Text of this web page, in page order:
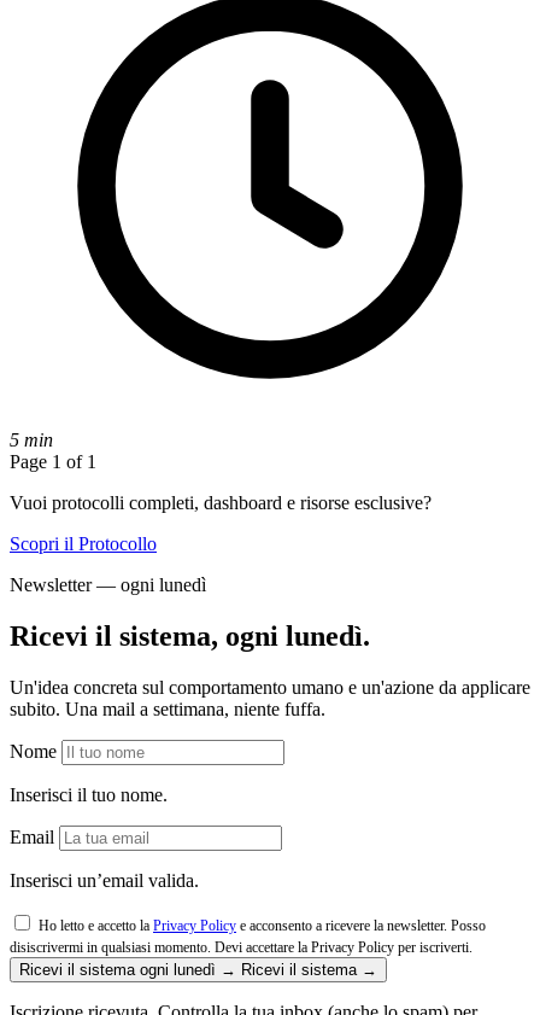
5 min
Page 1 of 1
Vuoi protocolli completi, dashboard e risorse esclusive?
Scopri il Protocollo
Newsletter — ogni lunedì
Ricevi il sistema, ogni lunedì.
Un'idea concreta sul comportamento umano e un'azione da applicare
subito. Una mail a settimana, niente fuffa.
Nome
Inserisci il tuo nome.
Email
Inserisci un’email valida.
Ho letto e accetto la Privacy Policy e acconsento a ricevere la newsletter. Posso
disiscrivermi in qualsiasi momento. Devi accettare la Privacy Policy per iscriverti.
Ricevi il sistema ogni lunedì → Ricevi il sistema →